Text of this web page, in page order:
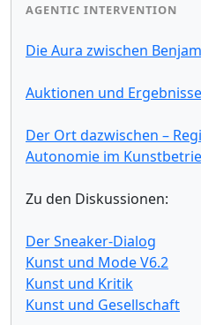
AGENTIC INTERVENTION
Die Aura zwischen
Auktionen und
Der Ort dazwischen –
Autonomie im
Zu den Diskussionen:
Der Sneaker-Dialog
Kunst und Mode V6.2
Kunst und Kritik
Kunst und Gesellschaft